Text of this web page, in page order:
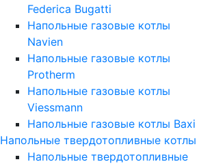
Federica Bugatti
Напольные газовые котлы
Navien
Напольные газовые котлы
Protherm
Напольные газовые котлы
Viessmann
Напольные газовые котлы Baxi
Напольные твердотопливные котлы
Напольные твердотопливные